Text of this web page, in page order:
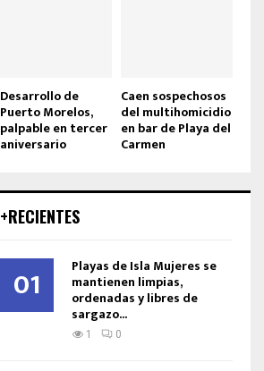
Desarrollo de
Puerto Morelos,
palpable en tercer
aniversario
Caen sospechosos
del multihomicidio
en bar de Playa del
Carmen
+RECIENTES
01 Playas de Isla Mujeres se
mantienen limpias,
ordenadas y libres de
sargazo...
1 0